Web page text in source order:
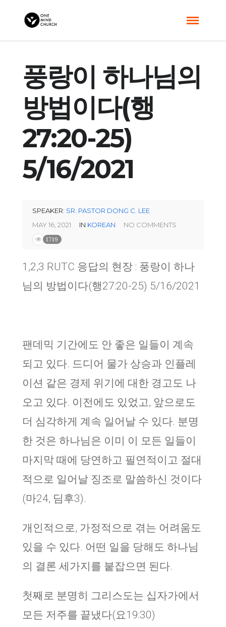
풍랑이 하나님의
방법이다(행
27:20-25)
5/16/2021
SPEAKER: SR. PASTOR DONG C. LEE
MAY 16, 2021
IN KOREAN NO COMMENTS
1719
1,2,3 RUTC 응답의 현장 : 풍랑이 하나
님의 방법이다(행27:20-25) 5/16/2021
팬데믹 기간에도 안 좋은 일들이 계속
되고 있다. 드디어 물가 상승과 인플레
이션 같은 경제 위기에 대한 경고도 나
오고 있다. 이전에도 있었고, 앞으로도
더 심각하게 계속 일어날 수 있다. 분명
한 것은 하나님은 이미 이 모든 일들이
마지막 때에 당연하고 필연적이고 절대
적으로 일어날 징조로 말씀하신 것이다
(마24, 딤후3).
개인적으로, 가정적으로 겪는 어려움도
있을 수 있다. 어떤 일을 당해도 하나님
의 결론 세가지를 붙잡으면 된다.
첫째로 분명히 그리스도는 십자가에서
모든 저주를 끝냈다(요19:30)